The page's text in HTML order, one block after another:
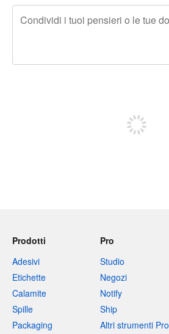
Prodotti
Adesivi
Etichette
Calamite
Spille
Packaging
Pro
Studio
Negozi
Notify
Ship
Altri strumenti Pro